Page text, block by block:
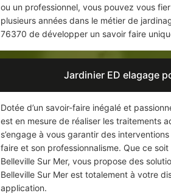
ou un professionnel, vous pouvez vous
plusieurs années dans le métier de
76370 de développer un savoir faire
Jardinier ED elagage
Dotée d’un savoir-faire inégalé et
est en mesure de réaliser les traitements
s’engage à vous garantir des
faire et son professionnalisme. Que ce
Belleville Sur Mer, vous propose des
Belleville Sur Mer est totalement à votre
application.